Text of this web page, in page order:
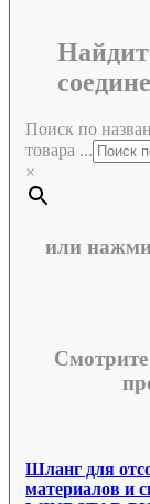
Поиск по
товара ...
×
или
Шланг для
материалов и